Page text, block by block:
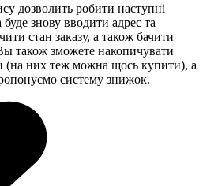
дозволить робити наступні
знову вводити адрес та
стан заказу, а також бачити
також зможете накопичувати
(на них теж можна щось купити), а
систему знижок.